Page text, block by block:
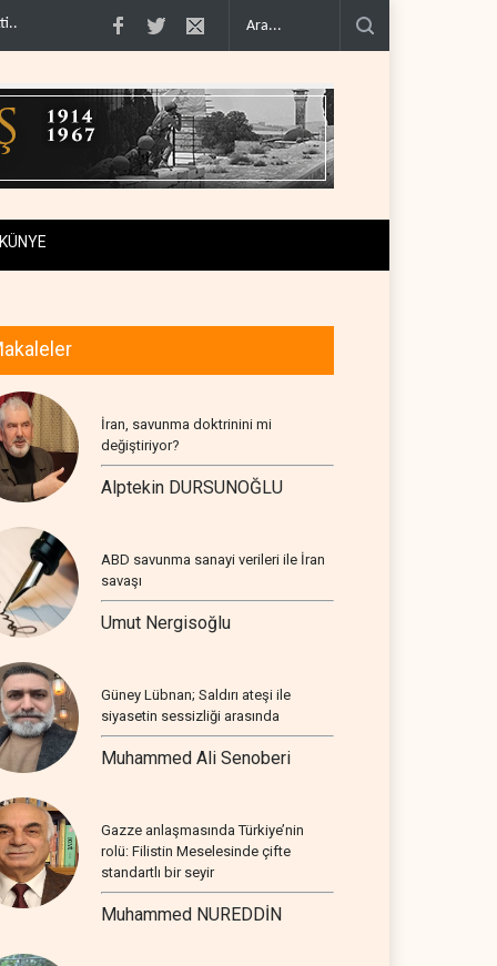
.. İsrail, beyin göçünde rekora koşuyor.. Kolombiya kartelleri
KÜNYE
İran, savunma doktrinini mi
değiştiriyor?
Alptekin DURSUNOĞLU
ABD savunma sanayi verileri ile İran
savaşı
Umut Nergisoğlu
Güney Lübnan; Saldırı ateşi ile
siyasetin sessizliği arasında
Muhammed Ali Senoberi
Gazze anlaşmasında Türkiye’nin
rolü: Filistin Meselesinde çifte
standartlı bir seyir
Muhammed NUREDDİN